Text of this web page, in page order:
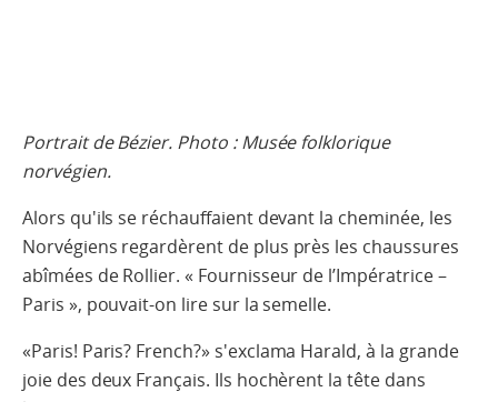
Portrait de Bézier. Photo : Musée folklorique
norvégien.
Alors qu'ils se réchauffaient devant la cheminée, les
Norvégiens regardèrent de plus près les chaussures
abîmées de Rollier. « Fournisseur de l’Impératrice –
Paris », pouvait-on lire sur la semelle.
«Paris! Paris? French?» s'exclama Harald, à la grande
joie des deux Français. Ils hochèrent la tête dans